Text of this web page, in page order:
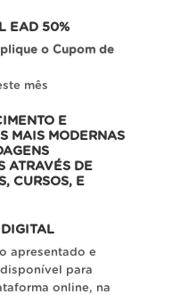
EAD 50%
o Cupom de
mês
E
MAIS MODERNAS
ATRAVÉS DE
CURSOS, E
apresentado e
para
online, na